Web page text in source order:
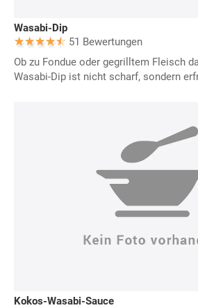
Wasabi-Dip
51 Bewertungen
Ob zu Fondue oder gegrilltem Fleisch
Wasabi-Dip ist nicht scharf, sondern
Kokos-Wasabi-Sauce